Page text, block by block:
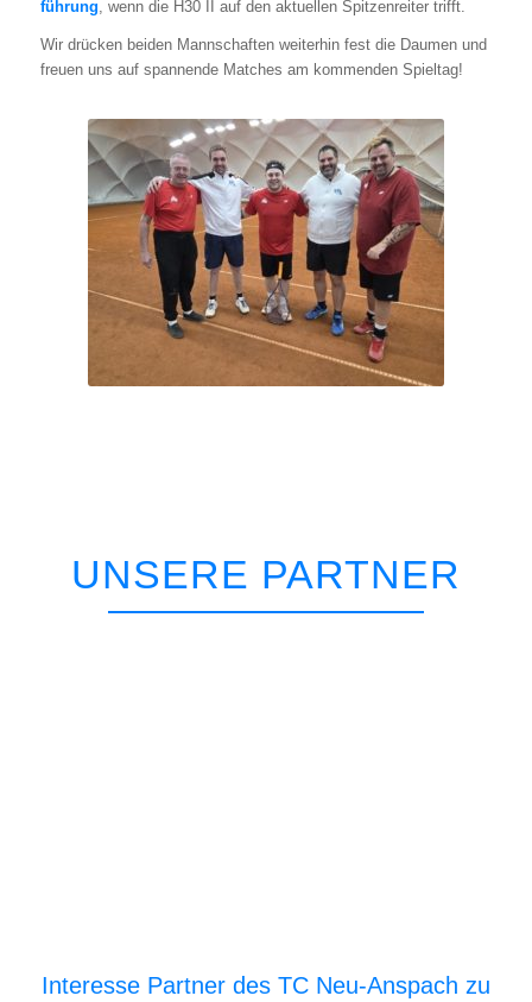
füh­rung, wenn die H30 II auf den aktu­el­len Spit­zen­rei­ter trifft.
Wir drü­cken bei­den Mann­schaf­ten wei­ter­hin fest die Dau­men und
freu­en uns auf span­nen­de Matches am kom­men­den Spiel­tag!
UNSERE PARTNER
Interesse Partner des TC Neu-Anspach zu